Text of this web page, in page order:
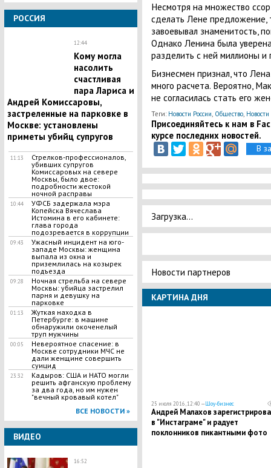
РОССИЯ
12:44
Кому могла
насолить
счастливая
пара Лариса и
Андрей Комиссаровы,
застреленные на парковке в
Москве: установлены
приметы убийц супругов
11:13
Стрелков-профессионалов,
убивших супругов
Комиссаровых на севере
Москвы, было двое:
подробности жестокой
ночной расправы
10:44
​УФСБ задержала мэра
Копейска Вячеслава
Истомина в его кабинете:
глава города
подозревается в коррупции
09:43
​Ужасный инцидент на юго-
западе Москвы: женщина
выпала из окна и
приземлилась на козырек
подъезда
09:28
​Ночная стрельба на севере
Москвы: убийца застрелил
парня и девушку на
парковке
01:13
​Жуткая находка в
Петербурге: в машине
обнаружили окоченелый
труп мужчины
00:05
​Невероятное спасение: в
Москве сотрудники МЧС не
дали женщине совершить
суицид
23:32
Кадыров: США и НАТО могли
решить афганскую проблему
за два года, но им нужен
"вечный кровавый котел"
ВСЕ НОВОСТИ »
ВИДЕО
16:52
Несмотря на множество
сделать Лене предложение,
завоевывал знаменитость,
Однако Ленина была
разделить с ней миллионы
Бизнесмен признал, что
много расчета. Вероятно,
не согласилась стать его
Теги: Новости России, Общество,
Присоединяйтесь к нам в
курсе последних новостей.
В
Загрузка...
Новости партнеров
КАРТИНА ДНЯ
25 июля 2016, 12:40 —Шоу-бизнес
Андрей Малахов
в "Инстаграме" и радует
поклонников пикантными фото